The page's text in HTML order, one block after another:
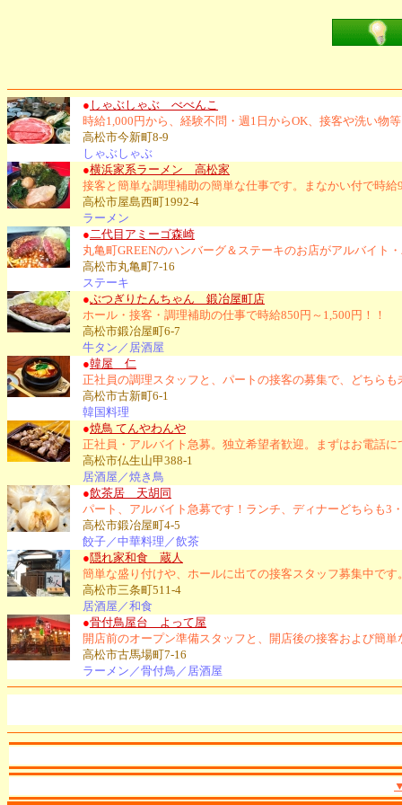
● しゃぶしゃぶ べべんこ
時給1,000円から、経験不問・週1日からOK、接客や洗い物
高松市今新町8-9
しゃぶしゃぶ
●横浜家系ラーメン 高松家
接客と簡単な調理補助の簡単な仕事です。まなかい付で時給
高松市屋島西町1992-4
ラーメン
● 二代目アミーゴ森崎
丸亀町GREENのハンバーグ＆ステーキのお店がアルバイト
高松市丸亀町7-16
ステーキ
●ぶつぎりたんちゃん 鍛冶屋町店
ホール・接客・調理補助の仕事で時給850円～1,500円！！
高松市鍛冶屋町6-7
牛タン／居酒屋
●韓屋 仁
正社員の調理スタッフと、パートの接客の募集で、どちら
高松市古新町6-1
韓国料理
●焼鳥 てんやわんや
正社員・アルバイト急募。独立希望者歓迎。まずはお電話
高松市仏生山甲388-1
居酒屋／焼き鳥
●飲茶居 天胡同
パート、アルバイト急募です！ランチ、ディナーどちらも3
高松市鍛冶屋町4-5
餃子／中華料理／飲茶
●隠れ家和食 蔵人
簡単な盛り付けや、ホールに出ての接客スタッフ募集中で
高松市三条町511-4
居酒屋／和食
●骨付鳥屋台 よって屋
開店前のオープン準備スタッフと、開店後の接客および簡
高松市古馬場町7-16
ラーメン／骨付鳥／居酒屋